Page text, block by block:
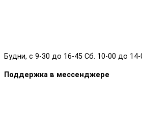
Будни, с 9-30 до 16-45 Сб. 10-00 до 14-
Поддержка в мессенджере